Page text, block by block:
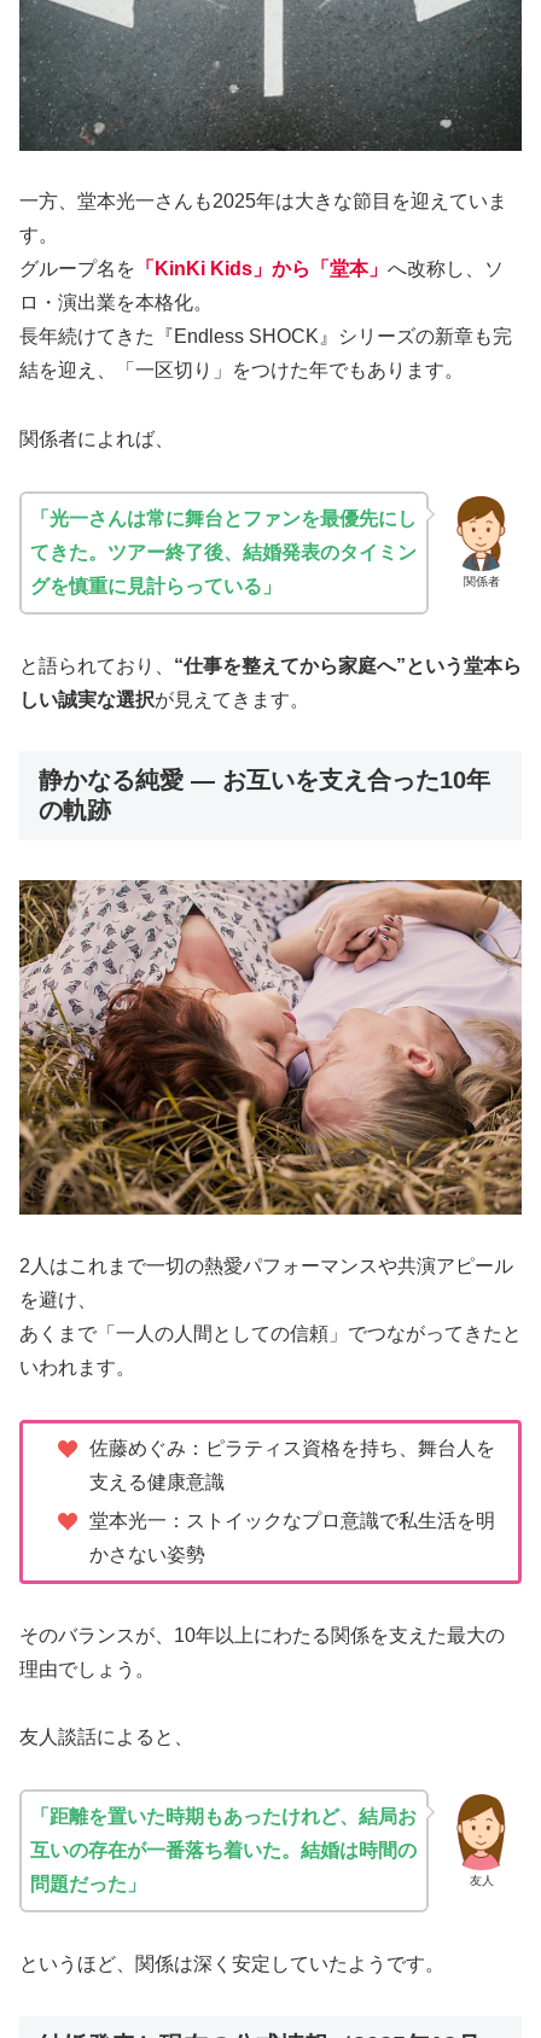
一方、堂本光一さんも2025年は大きな節目を迎えていま
す。
グループ名を 「KinKi Kids」から「堂本」 へ改称し、ソ
ロ・演出業を本格化。
長年続けてきた『Endless SHOCK』シリーズの新章も完
結を迎え、「一区切り」をつけた年でもあります。
関係者によれば、
関係者
「光一さんは常に舞台とファンを最優先にし
てきた。ツアー終了後、結婚発表のタイミン
グを慎重に見計らっている」
と語られており、 “仕事を整えてから家庭へ”という堂本ら
しい誠実な選択が見えてきます。
静かなる純愛 ― お互いを支え合った10年
の軌跡
2人はこれまで一切の熱愛パフォーマンスや共演アピール
を避け、
あくまで「一人の人間としての信頼」でつながってきたと
いわれます。
佐藤めぐみ：ピラティス資格を持ち、舞台人を
支える健康意識
堂本光一：ストイックなプロ意識で私生活を明
かさない姿勢
そのバランスが、10年以上にわたる関係を支えた最大の
理由でしょう。
友人談話によると、
友人
「距離を置いた時期もあったけれど、結局お
互いの存在が一番落ち着いた。結婚は時間の
問題だった」
というほど、関係は深く安定していたようです。